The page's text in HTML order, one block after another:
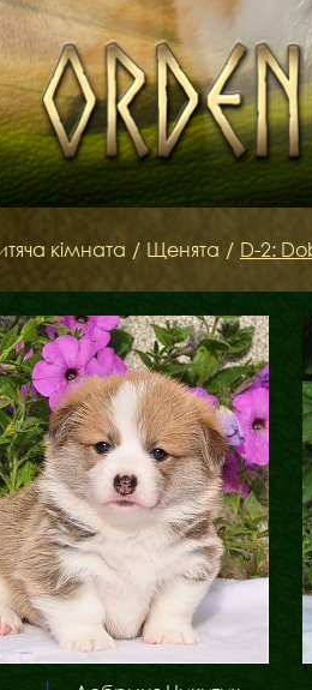
кімната / Щенята / D-2: